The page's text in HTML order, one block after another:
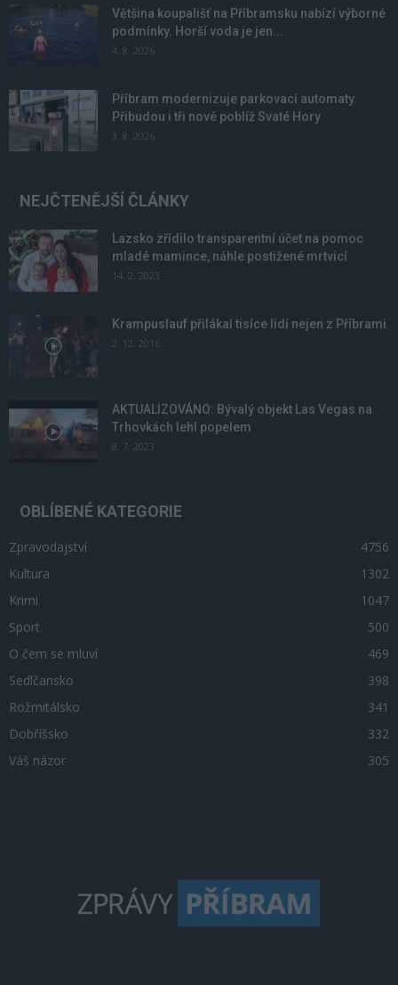
Většina koupališť na Příbramsku nabízí výborné
podmínky. Horší voda je jen...
4. 8. 2026
Příbram modernizuje parkovací automaty.
Přibudou i tři nové poblíž Svaté Hory
3. 8. 2026
NEJČTENĚJŠÍ ČLÁNKY
Lazsko zřídilo transparentní účet na pomoc
mladé mamince, náhle postižené mrtvicí
14. 2. 2023
Krampuslauf přilákal tisíce lidí nejen z Příbrami
2. 12. 2016
AKTUALIZOVÁNO: Bývalý objekt Las Vegas na
Trhovkách lehl popelem
8. 7. 2023
OBLÍBENÉ KATEGORIE
Zpravodajství
4756
Kultura
1302
Krimi
1047
Sport
500
O čem se mluví
469
Sedlčansko
398
Rožmitálsko
341
Dobříšsko
332
Váš názor
305